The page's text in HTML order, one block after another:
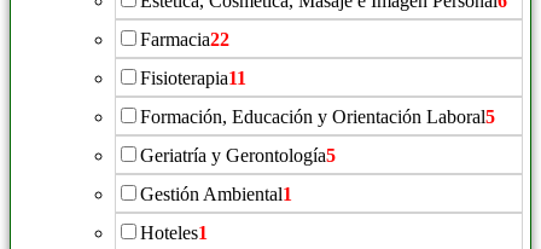
Farmacia22
Fisioterapia11
Formación, Educación y Orientación Laboral5
Geriatría y Gerontología5
Gestión Ambiental1
Hoteles1